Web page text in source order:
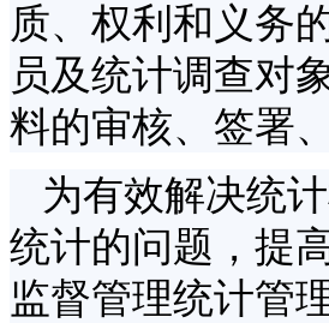
质、权利和义务
员及统计调查对
料的审核、签署
为有效解决统
统计的问题，提
监督管理统计管